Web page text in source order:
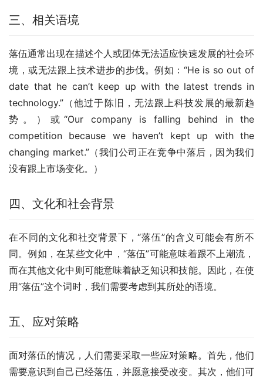
三、相关语境
落伍通常出现在描述个人或团体无法适应快速发展的社会环
境，或无法跟上技术进步的步伐。例如：“He is so out of
date that he can’t keep up with the latest trends in
technology.”（他过于陈旧，无法跟上科技发展的最新趋
势。）或“Our company is falling behind in the
competition because we haven’t kept up with the
changing market.”（我们公司正在竞争中落后，因为我们
没有跟上市场变化。）
四、文化和社会背景
在不同的文化和社交背景下，“落伍”的含义可能会有所不
同。例如，在某些文化中，“落伍”可能意味着跟不上潮流，
而在其他文化中则可能意味着缺乏知识和技能。因此，在使
用“落伍”这个词时，我们需要考虑到其所处的语境。
五、应对策略
面对落伍的情况，人们需要采取一些应对策略。首先，他们
需要意识到自己已经落伍，并愿意接受改变。其次，他们可